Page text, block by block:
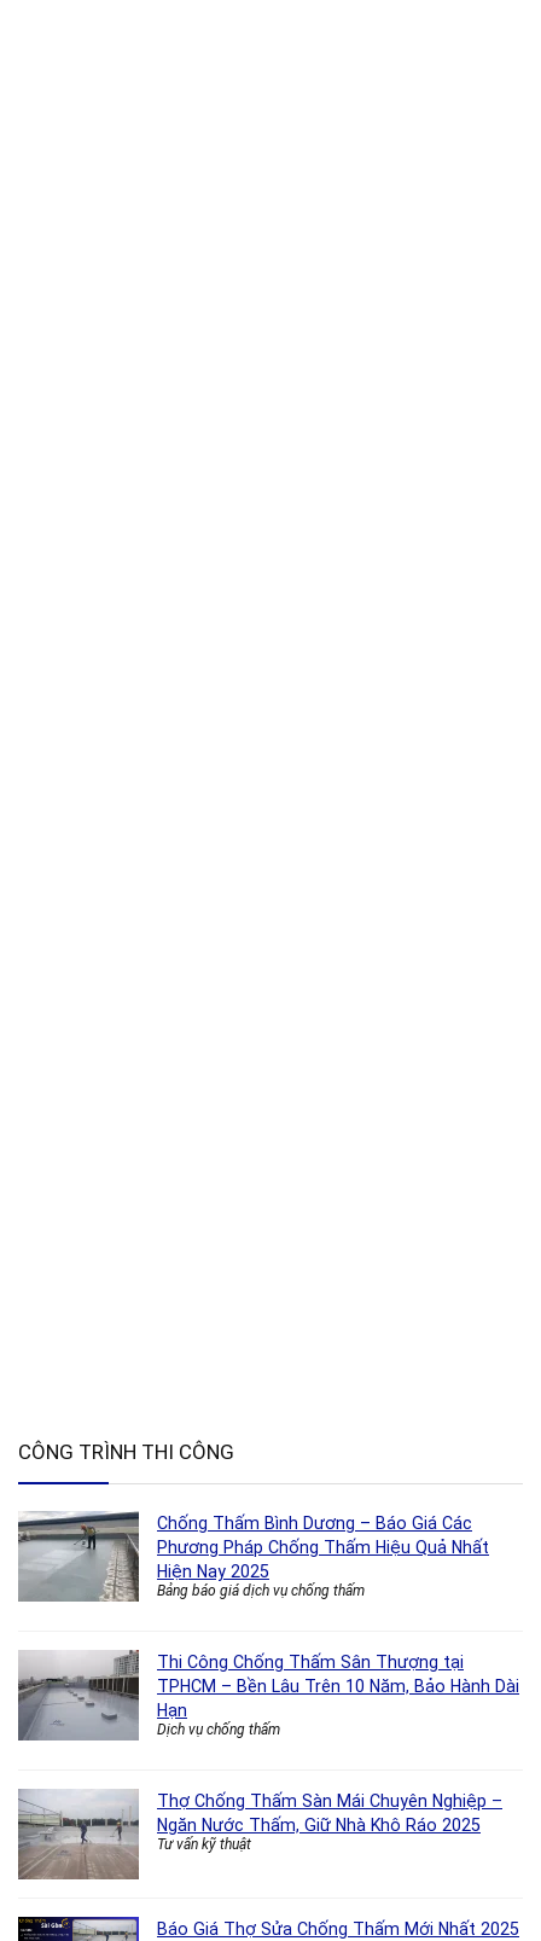
CÔNG TRÌNH THI CÔNG
Chống Thấm Bình Dương – Báo Giá Các
Phương Pháp Chống Thấm Hiệu Quả Nhất
Hiện Nay 2025
Bảng báo giá dịch vụ chống thấm
Thi Công Chống Thấm Sân Thượng tại
TPHCM – Bền Lâu Trên 10 Năm, Bảo Hành Dài
Hạn
Dịch vụ chống thấm
Thợ Chống Thấm Sàn Mái Chuyên Nghiệp –
Ngăn Nước Thấm, Giữ Nhà Khô Ráo 2025
Tư vấn kỹ thuật
Báo Giá Thợ Sửa Chống Thấm Mới Nhất 2025